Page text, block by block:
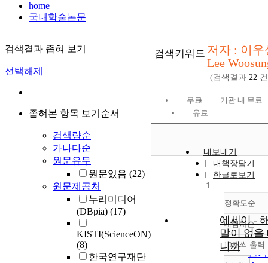
home
국내학술논문
검색결과 좁혀 보기
선택해제
좁혀본 항목 보기순서
검색량순
가나다순
원문유무
원문있음 (22)
원문제공처
누리미디어
(DBpia) (17)
KISTI(ScienceON)
(8)
한국연구재단
검색키워드 저자 : 이우
Lee
(검색결과 22
무료
기관 내 무료
유료
내보내기
내책장담기
한글로보기
정확도순
정
순
인
내림차순
내
10개씩 출력
1
에세이 -
말이 없을
니까